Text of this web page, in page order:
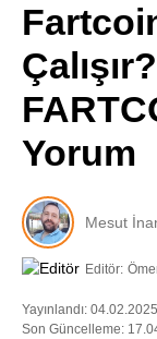
Yorum
Mesut
Editör:
Yayınlandı:
Son Güncelleme: